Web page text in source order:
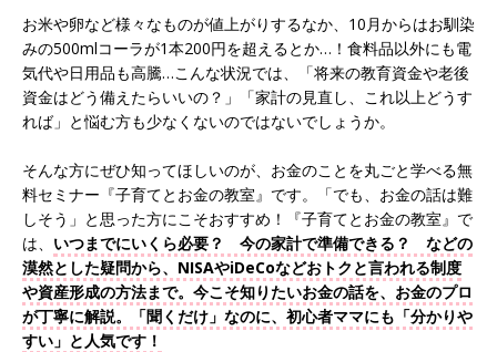
お米や卵など様々なものが値上がりするなか、10月からはお馴染
みの500mlコーラが1本200円を超えるとか…！食料品以外にも電
気代や日用品も高騰…こんな状況では、「将来の教育資金や老後
資金はどう備えたらいいの？」「家計の見直し、これ以上どうす
れば」と悩む方も少なくないのではないでしょうか。
そんな方にぜひ知ってほしいのが、お金のことを丸ごと学べる無
料セミナー『子育てとお金の教室』です。「でも、お金の話は難
しそう」と思った方にこそおすすめ！『子育てとお金の教室』で
は、 いつまでにいくら必要？ 今の家計で準備できる？ などの
漠然とした疑問から、NISAやiDeCoなどおトクと言われる制度
や資産形成の方法まで。今こそ知りたいお金の話を、お金のプロ
が丁寧に解説。「聞くだけ」なのに、初心者ママにも「分かりや
すい」と人気です！